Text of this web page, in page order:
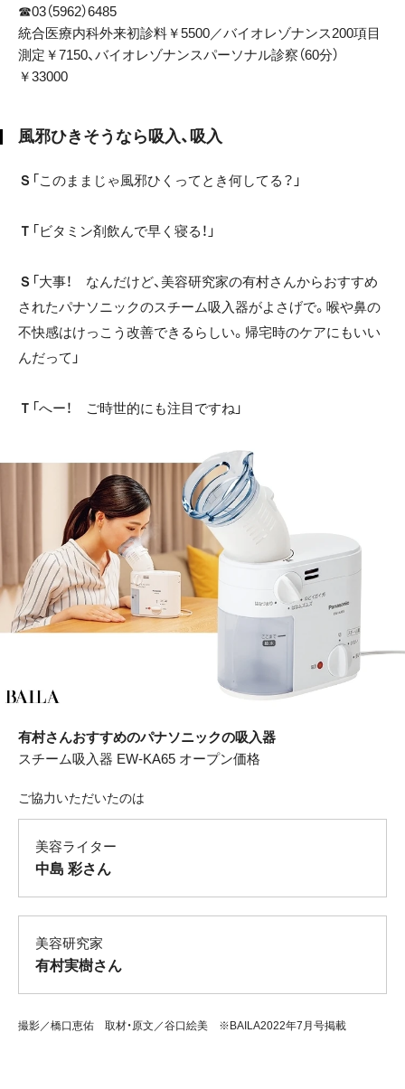
☎03（5962）6485
統合医療内科外来初診料￥5500／バイオレゾナンス200項目
測定￥7150、バイオレゾナンスパーソナル診察（60分）
￥33000
風邪ひきそうなら吸入、吸入
Ｓ 「このままじゃ風邪ひくってとき何してる？」
Ｔ 「ビタミン剤飲んで早く寝る！」
Ｓ 「大事！ なんだけど、美容研究家の有村さんからおすすめ
されたパナソニックのスチーム吸入器がよさげで。喉や鼻の
不快感はけっこう改善できるらしい。帰宅時のケアにもいい
んだって」
Ｔ 「へー！ ご時世的にも注目ですね」
有村さんおすすめのパナソニックの吸入器
スチーム吸入器 EW-KA65 オープン価格
ご協力いただいたのは
美容ライター
中島 彩さん
美容研究家
有村実樹さん
撮影／橋口恵佑 取材・原文／谷口絵美 ※BAILA2022年7月号掲載